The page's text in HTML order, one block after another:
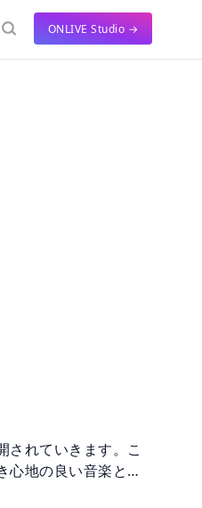
ONLIVE Studio →
されていきます。こ
心地の良い音楽とな
れることで、楽曲